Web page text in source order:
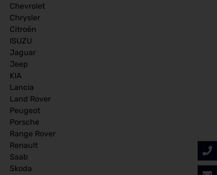
Chevrolet
Chrysler
Citroën
ISUZU
Jaguar
Jeep
KIA
Lancia
Land Rover
Peugeot
Porsche
Range Rover
Renault
Saab
Skoda